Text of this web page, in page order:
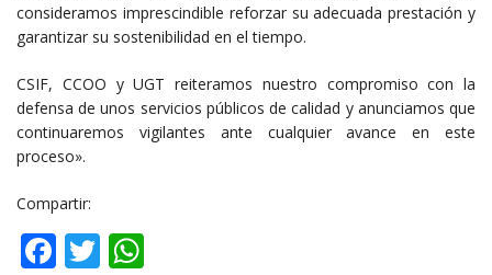
consideramos imprescindible reforzar su adecuada prestación y
garantizar su sostenibilidad en el tiempo.
CSIF, CCOO y UGT reiteramos nuestro compromiso con la
defensa de unos servicios públicos de calidad y anunciamos que
continuaremos vigilantes ante cualquier avance en este
proceso».
Compartir:
Facebook
Twitter